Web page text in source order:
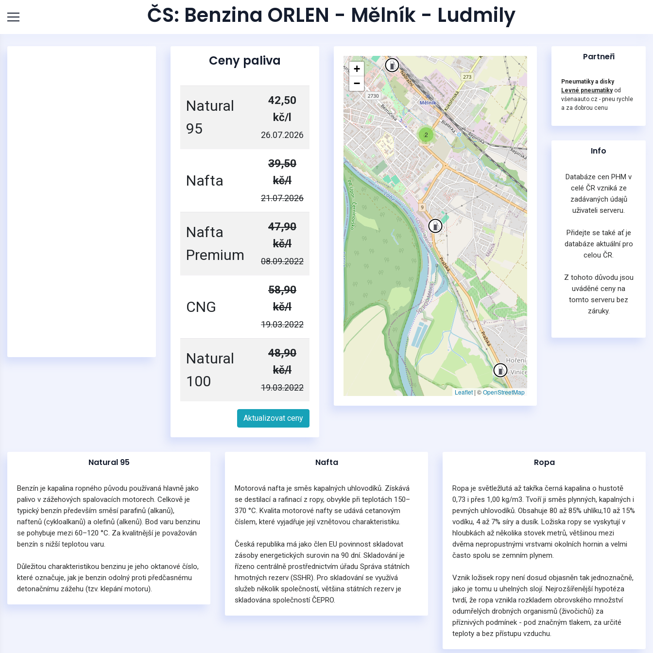
ČS: Benzina ORLEN - Mělník - Ludmily
Ceny paliva
Natural
95
42,50
kč/l
26.07.2026
Nafta
39,50
kč/l
21.07.2026
Nafta
Premium
47,90
kč/l
08.09.2022
CNG
58,90
kč/l
19.03.2022
Natural
100
48,90
kč/l
19.03.2022
Aktualizovat ceny
2
+
−
Leaflet| ©OpenStreetMap
Partneři
Pneumatiky a disky
Levné pneumatikyod
všenaauto.cz - pneu rychle
a za dobrou cenu
Info
Databáze cen PHM v
celé ČR vzniká ze
zadávaných údajů
uživateli serveru.
Přidejte se také ať je
databáze aktuální pro
celou ČR.
Z tohoto důvodu jsou
uváděné ceny na
tomto serveru bez
záruky.
Natural 95
Benzín je kapalina ropného původu používaná hlavně jako
palivo v zážehových spalovacích motorech. Celkově je
typický benzín především směsí parafinů (alkanů),
naftenů (cykloalkanů) a olefinů (alkenů). Bod varu benzinu
se pohybuje mezi 60–120 °C. Za kvalitnější je považován
benzín s nižší teplotou varu.
Důležitou charakteristikou benzinu je jeho oktanové číslo,
které označuje, jak je benzin odolný proti předčasnému
detonačnímu zážehu (tzv. klepání motoru).
Nafta
Motorová nafta je směs kapalných uhlovodíků. Získává
se destilací a rafinací z ropy, obvykle při teplotách 150–
370 °C. Kvalita motorové nafty se udává cetanovým
číslem, které vyjadřuje její vznětovou charakteristiku.
Česká republika má jako člen EU povinnost skladovat
zásoby energetických surovin na 90 dní. Skladování je
řízeno centrálně prostřednictvím úřadu Správa státních
hmotných rezerv (SSHR). Pro skladování se využívá
služeb několik společností, většina státních rezerv je
skladována společností ČEPRO.
Ropa
Ropa je světležlutá až takřka černá kapalina o hustotě
0,73 i přes 1,00 kg/m3. Tvoří ji směs plynných, kapalných i
pevných uhlovodíků. Obsahuje 80 až 85% uhlíku,10 až 15%
vodíku, 4 až 7% síry a dusík. Ložiska ropy se vyskytují v
hloubkách až několika stovek metrů, většinou mezi
dvěma nepropustnými vrstvami okolních hornin a velmi
často spolu se zemním plynem.
Vznik ložisek ropy není dosud objasněn tak jednoznačně,
jako je tomu u uhelných slojí. Nejrozšířenější hypotéza
tvrdí, že ropa vznikla rozkladem obrovského množství
odumřelých drobných organismů (živočichů) za
příznivých podmínek - pod značným tlakem, za určité
teploty a bez přístupu vzduchu.